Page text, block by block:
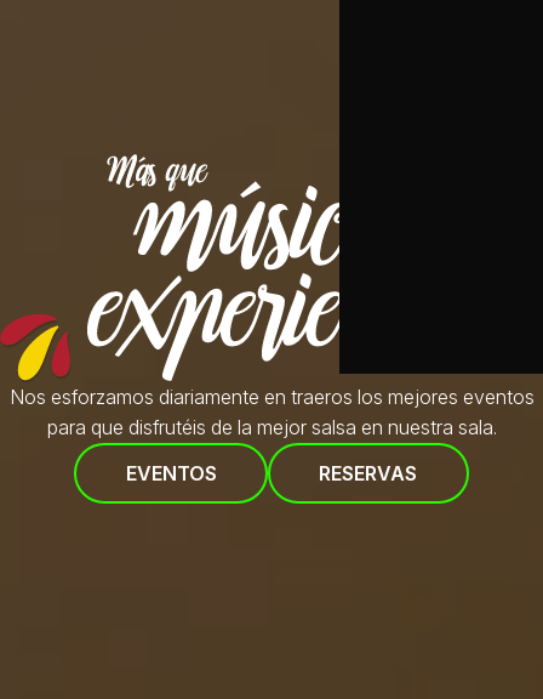
Nos esforzamos diariamente en traeros los mejores eventos
para que disfrutéis de la mejor salsa en nuestra sala.
EVENTOS
RESERVAS